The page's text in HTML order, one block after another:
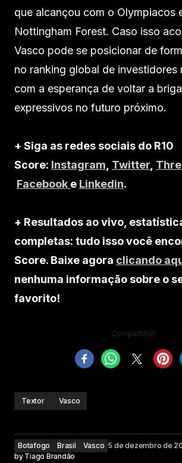
que alcançou com o Olympiacos
Nottingham Forest. Caso isso
Vasco pode se posicionar de
no ranking global de investidores
com a esperança de voltar a
expressivos no futuro próximo.
+ Siga as redes sociais do R10
Score: Instagram Twitter
Facebook e Linkedin.
+ Resultados ao vivo,
completas: tudo isso você
Score. Baixe agora clicando
nenhuma informação sobre o
favorito!
Compartilhe!
Textor Vasco
Botafogo Brasil Vasco 5 de dezembro de
by Tiago Brandão